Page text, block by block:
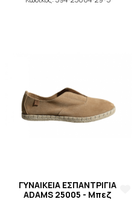
ΓΥΝΑΙΚΕΙΑ ΕΣΠΑΝΤΡΙΓΙΑ
ADAMS 25005 - Μπεζ